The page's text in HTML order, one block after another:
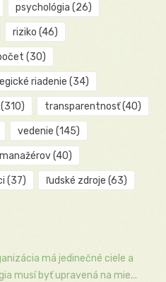
psychológia (26)
riziko (46)
(30)
riadenie (34)
(310) transparentnosť(40)
vedenie (145)
(40)
(37) ľudské zdroje (63)
má jedinečné ciele a
musí byť upravená na mie...